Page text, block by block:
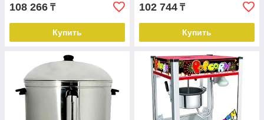
108 266 ₸
Купить
102 744 ₸
Купить